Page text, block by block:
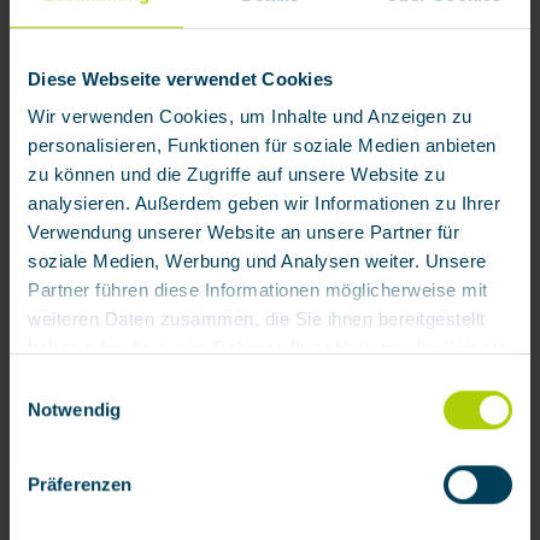
Diese Webseite verwendet Cookies
Wir verwenden Cookies, um Inhalte und Anzeigen zu
personalisieren, Funktionen für soziale Medien anbieten
zu können und die Zugriffe auf unsere Website zu
analysieren. Außerdem geben wir Informationen zu Ihrer
Verwendung unserer Website an unsere Partner für
soziale Medien, Werbung und Analysen weiter. Unsere
Partner führen diese Informationen möglicherweise mit
weiteren Daten zusammen, die Sie ihnen bereitgestellt
Mit Klick auf „[Zustimmen / Alles akzeptieren / etc.]“
erteilen Sie Ihre Einwilligung auch in die Weitergabe über
Ihr Verhalten in unserem Shop an unseren Partner, die
Notwendig
Präferenzen
38,44 € / Stück
Produktnummer: